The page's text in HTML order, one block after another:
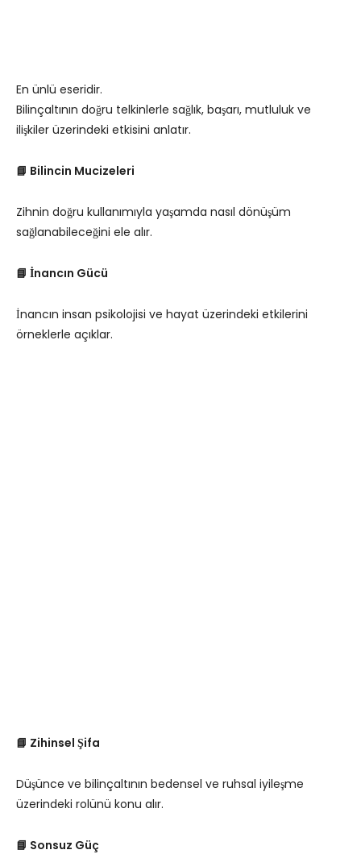
En ünlü eseridir.
Bilinçaltının doğru telkinlerle sağlık, başarı, mutluluk ve
ilişkiler üzerindeki etkisini anlatır.
📘 Bilincin Mucizeleri
Zihnin doğru kullanımıyla yaşamda nasıl dönüşüm
sağlanabileceğini ele alır.
📘 İnancın Gücü
İnancın insan psikolojisi ve hayat üzerindeki etkilerini
örneklerle açıklar.
📘 Zihinsel Şifa
Düşünce ve bilinçaltının bedensel ve ruhsal iyileşme
üzerindeki rolünü konu alır.
📘 Sonsuz Güç